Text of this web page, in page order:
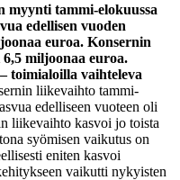
myynti tammi-elokuussa
edellisen vuoden
euroa. Konsernin
miljoonaa euroa.
toimialoilla vaihteleva
liikevaihto tammi-
edelliseen vuoteen oli
liikevaihto kasvoi jo toista
syömisen vaikutus on
eniten kasvoi
vaikutti nykyisten